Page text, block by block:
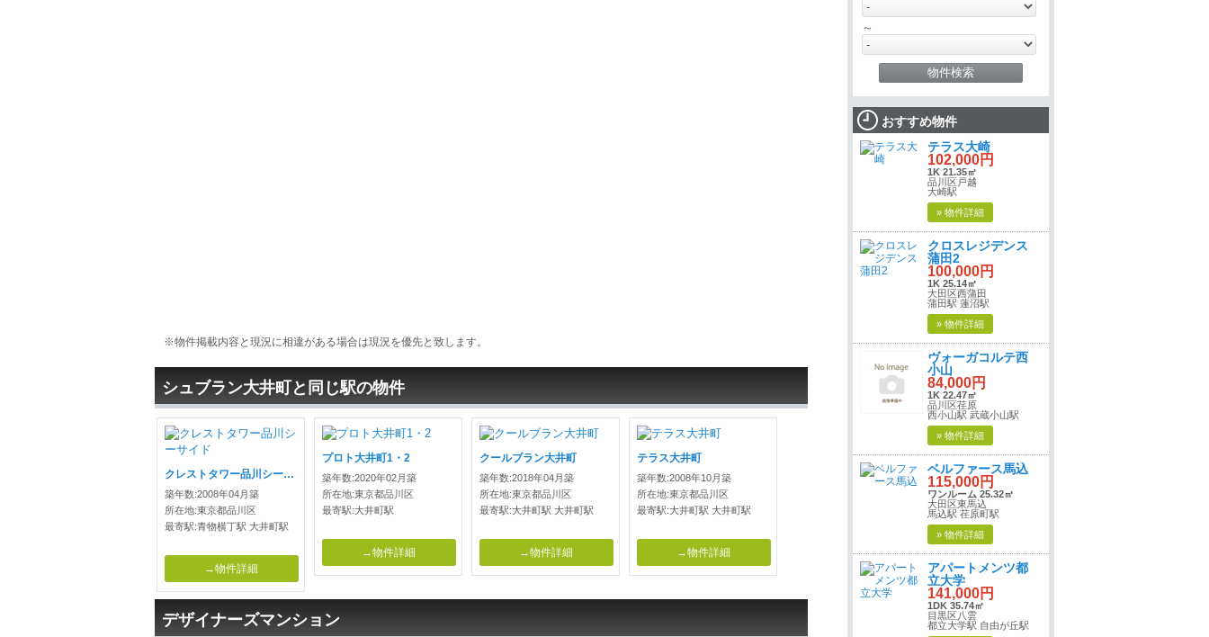
※物件掲載内容と現況に相違がある場合は現況を優先と致します。
シュブラン大井町と同じ駅の物件
クレストタワー品川シーサイド
築年数:2008年04月築
所在地:東京都品川区
最寄駅:青物横丁駅 大井町駅
→物件詳細
プロト大井町1・2
築年数:2020年02月築
所在地:東京都品川区
最寄駅:大井町駅
→物件詳細
クールブラン大井町
築年数:2018年04月築
所在地:東京都品川区
最寄駅:大井町駅 大井町駅
→物件詳細
テラス大井町
築年数:2008年10月築
所在地:東京都品川区
最寄駅:大井町駅 大井町駅
→物件詳細
デザイナーズマンション
～
おすすめ物件
テラス大崎
102,000円
1K 21.35㎡
品川区戸越
大崎駅
» 物件詳細
クロスレジデンス
蒲田2
100,000円
1K 25.14㎡
大田区西蒲田
蒲田駅 蓮沼駅
» 物件詳細
ヴォーガコルテ西
小山
84,000円
1K 22.47㎡
品川区荏原
西小山駅 武蔵小山駅
» 物件詳細
ベルファース馬込
115,000円
ワンルーム 25.32㎡
大田区東馬込
馬込駅 荏原町駅
» 物件詳細
アパートメンツ都
立大学
141,000円
1DK 35.74㎡
目黒区八雲
都立大学駅 自由が丘駅